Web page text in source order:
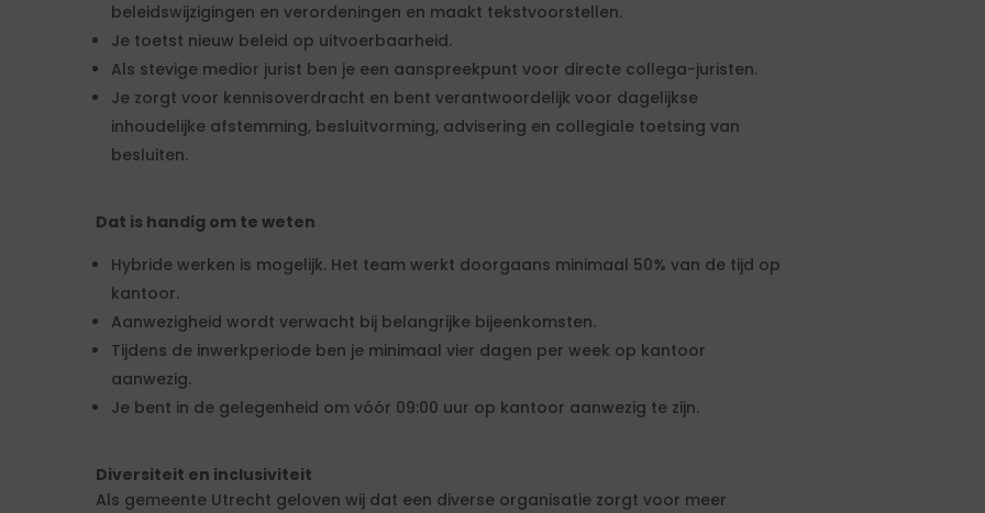
beleidswijzigingen en verordeningen en maakt tekstvoorstellen.
Je toetst nieuw beleid op uitvoerbaarheid.
Als stevige medior jurist ben je een aanspreekpunt voor directe collega-juristen.
Je zorgt voor kennisoverdracht en bent verantwoordelijk voor dagelijkse
inhoudelijke afstemming, besluitvorming, advisering en collegiale toetsing van
besluiten.
Dat is handig om te weten
Hybride werken is mogelijk. Het team werkt doorgaans minimaal 50% van de tijd op
kantoor.
Aanwezigheid wordt verwacht bij belangrijke bijeenkomsten.
Tijdens de inwerkperiode ben je minimaal vier dagen per week op kantoor
aanwezig.
Je bent in de gelegenheid om vóór 09:00 uur op kantoor aanwezig te zijn.
Diversiteit en inclusiviteit
Als gemeente Utrecht geloven wij dat een diverse organisatie zorgt voor meer